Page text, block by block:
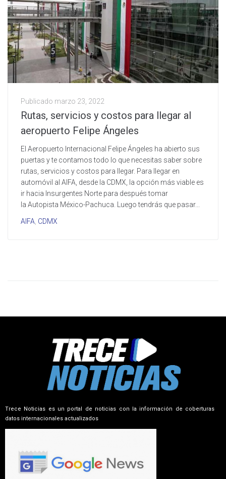
Publicado marzo 23, 2022
Rutas, servicios y costos para llegar al
aeropuerto Felipe Ángeles
El Aeropuerto Internacional Felipe Ángeles ha abierto sus
puertas y te contamos todo lo que necesitas saber sobre
rutas, servicios y costos para llegar. Para llegar en
automóvil al AIFA, desde la CDMX, la opción más viable es
ir hacia Insurgentes Norte para después tomar
la Autopista México-Pachuca. Luego tendrás que pasar...
AIFA CDMX
Trece Noticias es un portal de noticias con la información de coberturas
datos internacionales actualizados